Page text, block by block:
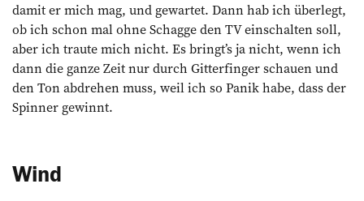
damit er mich mag, und gewartet. Dann hab ich überlegt,
ob ich schon mal ohne Schagge den TV einschalten soll,
aber ich traute mich nicht. Es bringt’s ja nicht, wenn ich
dann die ganze Zeit nur durch Gitterfinger schauen und
den Ton abdrehen muss, weil ich so Panik habe, dass der
Spinner gewinnt.
Wind